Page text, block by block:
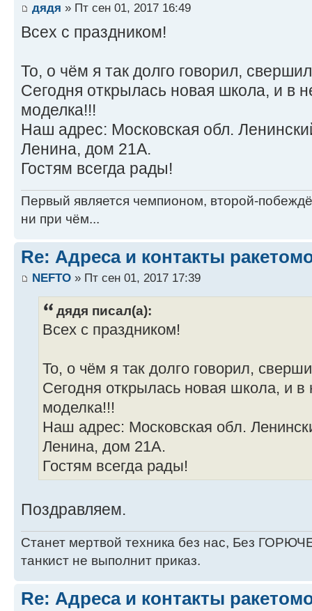
дядя » Пт сен 01, 2017 16:49
Всех с праздником!
То, о чём я так долго говорил,
Сегодня открылась новая школа, и в
моделка!!!
Наш адрес: Московская обл.
Ленина, дом 21А.
Гостям всегда рады!
Первый является чемпионом, второй-
ни при чём...
Re: Адреса и контакты
NEFTO » Пт сен 01, 2017 17:39
дядя писал(а):
Всех с праздником!
То, о чём я так долго говорил,
Сегодня открылась новая школа, и
моделка!!!
Наш адрес: Московская обл.
Ленина, дом 21А.
Гостям всегда рады!
Поздравляем.
Станет мертвой техника без нас, Без
танкист не выполнит приказ.
Re: Адреса и контакты